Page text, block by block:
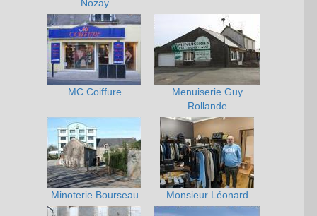
Nozay
MC Coiffure
Menuiserie Guy
Rollande
Minoterie Bourseau Monsieur Léonard